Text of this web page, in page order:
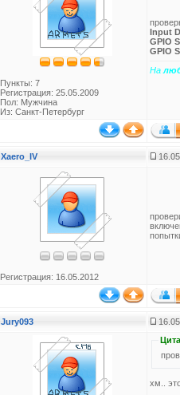
Пункты: 7
Регистрация: 25.05.2009
Пол: Мужчина
Из: Санкт-Петербург
Input
GPIO
GPIO
На
Xaero_IV
Регистрация: 16.05.2012
Jury093
хм..